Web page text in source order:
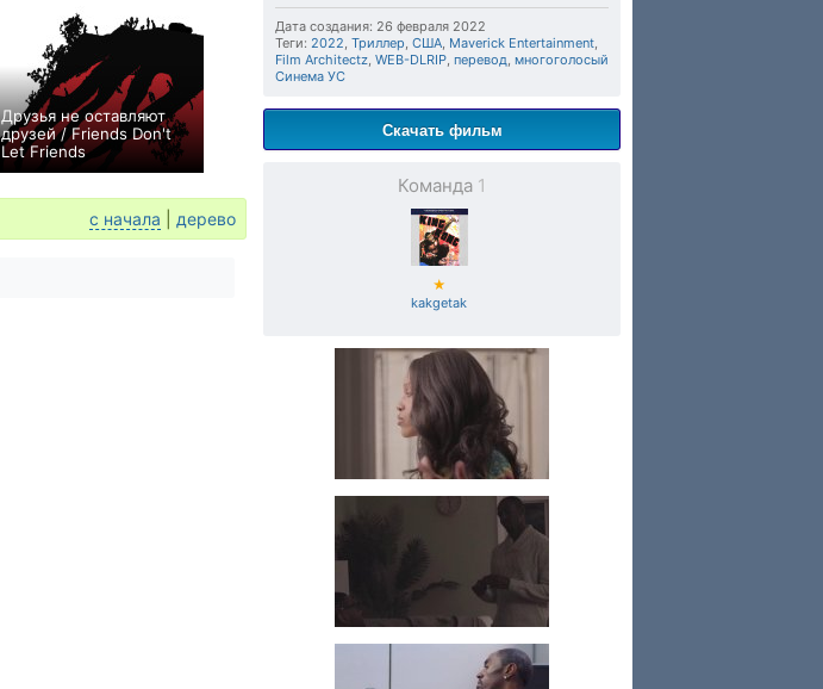
Друзья не оставляют
друзей / Friends Don't
Let Friends
0
с начала дерево
Дата создания: 26 февраля 2022
Теги: 2022, Триллер, США, Maverick Entertainment,
Film Architectz, WEB-DLRIP, перевод, многоголосый
Синема УС
Скачать фильм
Команда 1
★
kakgetak